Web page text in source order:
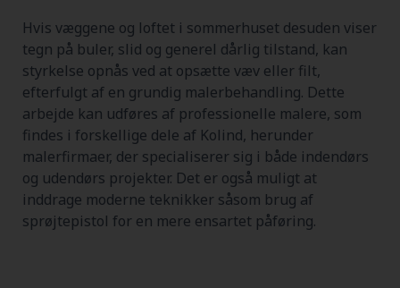
Hvis væggene og loftet i sommerhuset desuden viser
tegn på buler, slid og generel dårlig tilstand, kan
styrkelse opnås ved at opsætte væv eller filt,
efterfulgt af en grundig malerbehandling. Dette
arbejde kan udføres af professionelle malere, som
findes i forskellige dele af Kolind, herunder
malerfirmaer, der specialiserer sig i både indendørs
og udendørs projekter. Det er også muligt at
inddrage moderne teknikker såsom brug af
sprøjtepistol for en mere ensartet påføring.